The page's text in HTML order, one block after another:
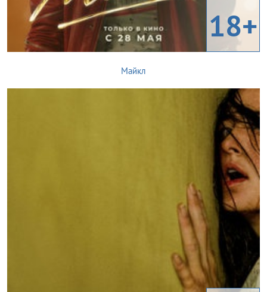
18+
Майкл